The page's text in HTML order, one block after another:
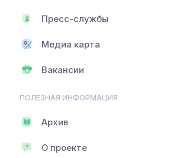
Пресс-службы
Медиа карта
Вакансии
ПОЛЕЗНАЯ ИНФОРМАЦИЯ
Архив
О проекте